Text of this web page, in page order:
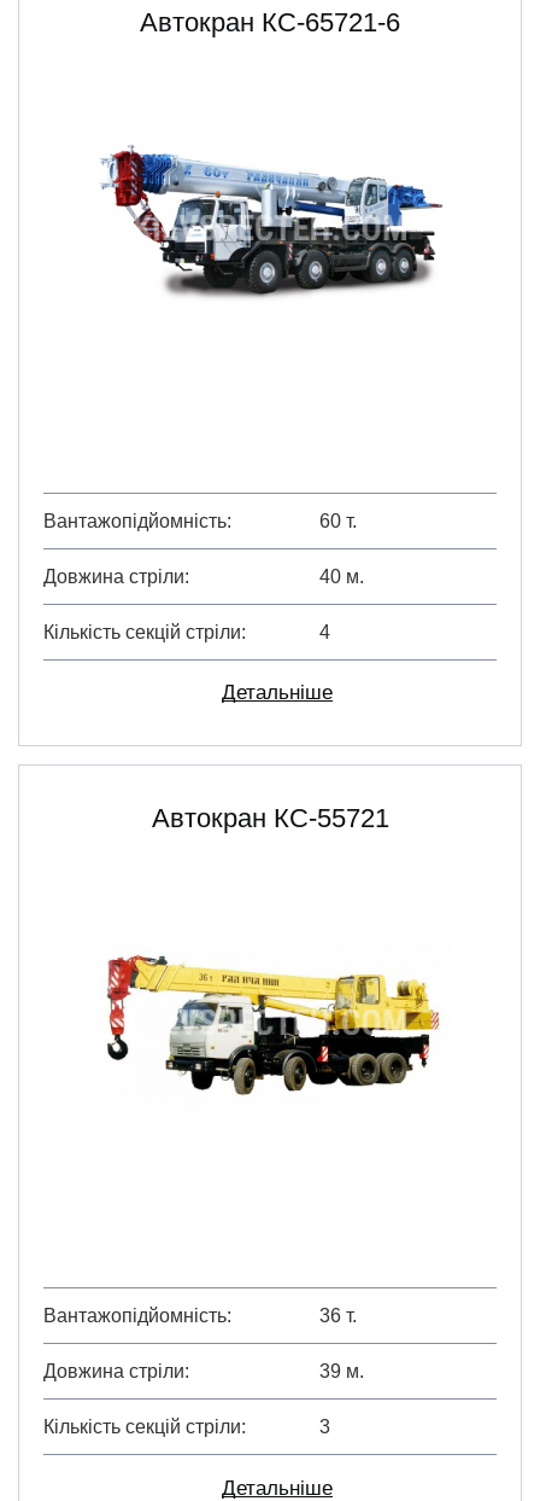
Автокран КС-65721-6
Вантажопідйомність 60 т.
Довжина стріли 40 м.
Кількість секцій стріли 4
Детальніше
Автокран КC-55721
Вантажопідйомність 36 т.
Довжина стріли 39 м.
Кількість секцій стріли 3
Детальніше